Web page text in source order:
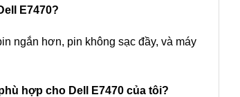
E7470?
ngắn hơn, pin không sạc đầy, và máy
hợp cho Dell E7470 của tôi?